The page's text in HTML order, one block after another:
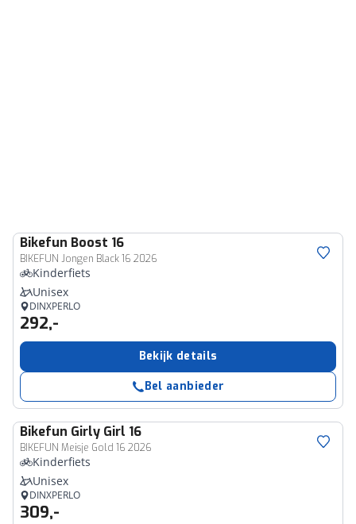
Bikefun Boost 16
BIKEFUN Jongen Black 16 2026
Kinderfiets
Unisex
DINXPERLO
292,-
Bekijk details
Bel aanbieder
Bikefun Girly Girl 16
BIKEFUN Meisje Gold 16 2026
Kinderfiets
Unisex
DINXPERLO
309,-